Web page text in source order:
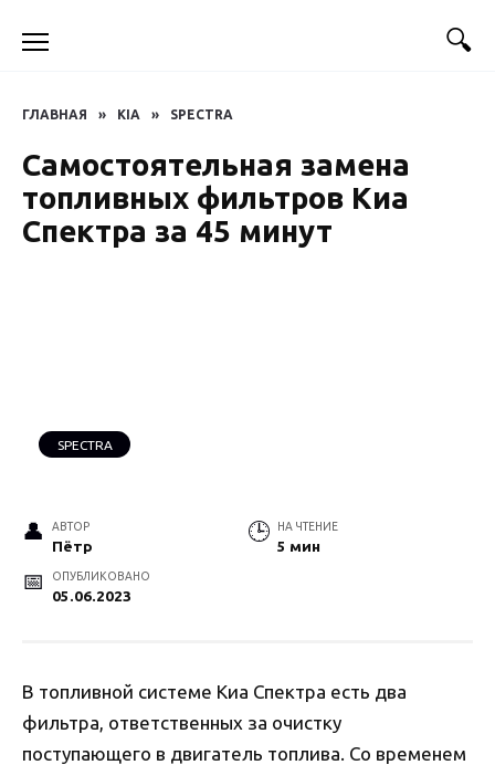
ГЛАВНАЯ » KIA » SPECTRA
Самостоятельная замена
топливных фильтров Киа
Спектра за 45 минут
SPECTRA
АВТОР
Пётр
НА ЧТЕНИЕ
5 мин
ОПУБЛИКОВАНО
05.06.2023
В топливной системе Киа Спектра есть два
фильтра, ответственных за очистку
поступающего в двигатель топлива. Со временем